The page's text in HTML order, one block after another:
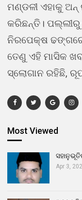
ମଣ୍ଡଳୀ ଏହାକୁ ଅନ୍
କରିଛନ୍ତି।
ନିରପେକ୍ଷ ଢଙ୍ଗରେ
ତେଣୁ ଏହି ମାସିକ
ସ୍ଲୋଗାନ ରହିଛି,
Most Viewed
Apr 3,